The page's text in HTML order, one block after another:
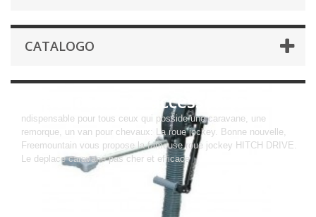
CATALOGO
Roue jockey et accessoires
ndispensable pour tous ceux qui posside une caravane, une
remorque, un van pour chevaux: La roue jockey. Bonne nouvelle,
Freemountain vous propose la fameuse roue jockey HITCH DRIVE.
Le deplace caravane pas cher et efficace